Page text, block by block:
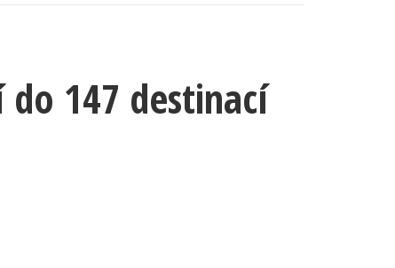
147 destinací